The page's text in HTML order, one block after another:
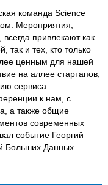
команда Science
Мероприятия,
привлекают как
так и тех, кто только
ценным для нашей
на аллее стартапов,
сервиса
к нам, с
а также общие
современных
событие Георгий
Больших Данных